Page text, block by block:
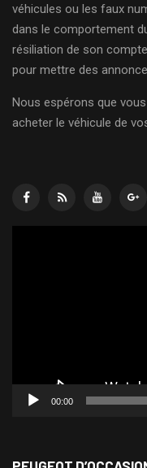
véhicules ou les faux
dans le comportement
résiliation de son
pour mettre des
Nous espérons que
acheter le véhicule de
00:00